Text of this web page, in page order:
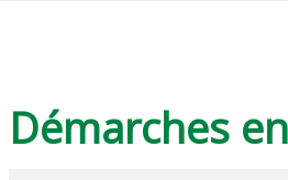
Démarches